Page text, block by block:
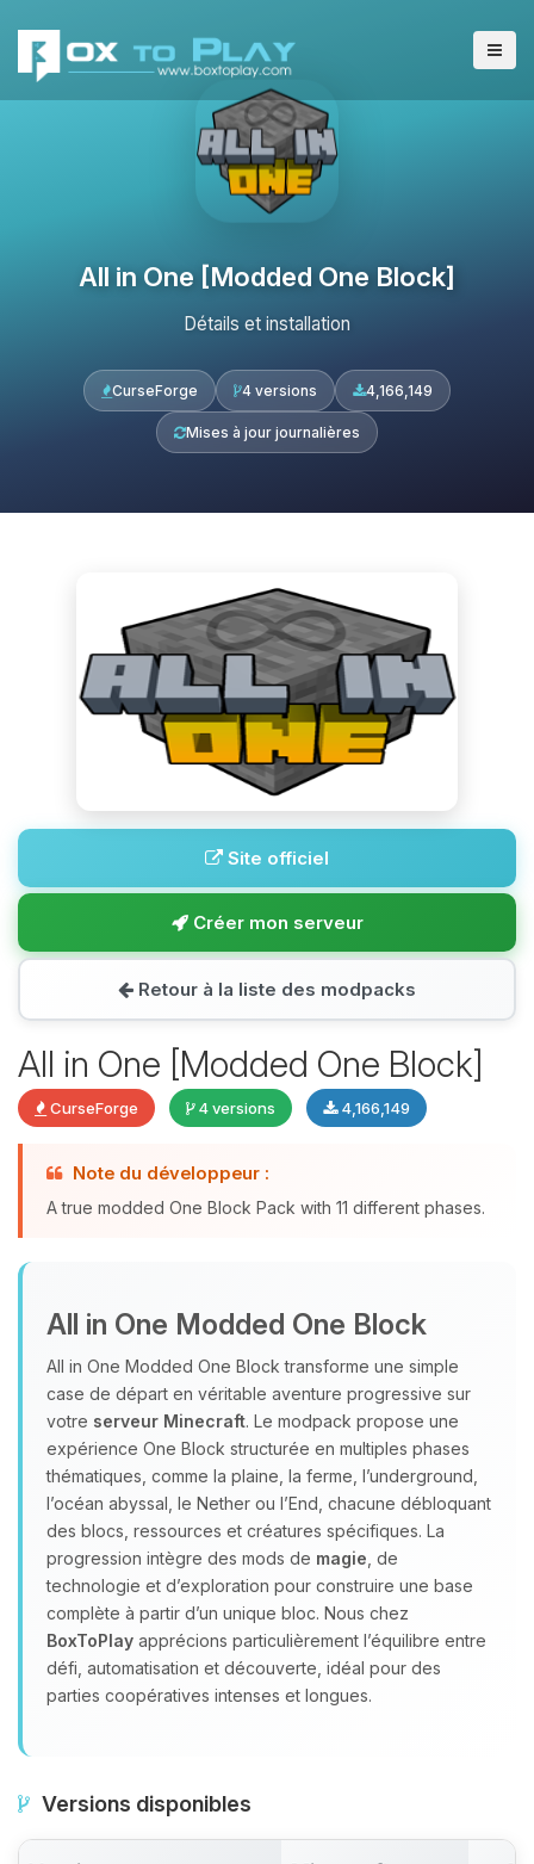
All in One [Modded One Block]
Détails et installation
CurseForge 4 versions 4,166,149
Mises à jour journalières
Site officiel
Créer mon serveur
Retour à la liste des modpacks
All in One [Modded One Block]
CurseForge 4 versions 4,166,149
Note du développeur :
A true modded One Block Pack with 11 different phases.
All in One Modded One Block
All in One Modded One Block transforme une simple
case de départ en véritable aventure progressive sur
votre serveur Minecraft. Le modpack propose une
expérience One Block structurée en multiples phases
thématiques, comme la plaine, la ferme, l’underground,
l’océan abyssal, le Nether ou l’End, chacune débloquant
des blocs, ressources et créatures spécifiques. La
progression intègre des mods de magie , de
technologie et d’exploration pour construire une base
complète à partir d’un unique bloc. Nous chez
BoxToPlay apprécions particulièrement l’équilibre entre
défi, automatisation et découverte, idéal pour des
parties coopératives intenses et longues.
Versions disponibles
Youpi, enfin quelqu’un pour me
07/08/2026 à 04:41